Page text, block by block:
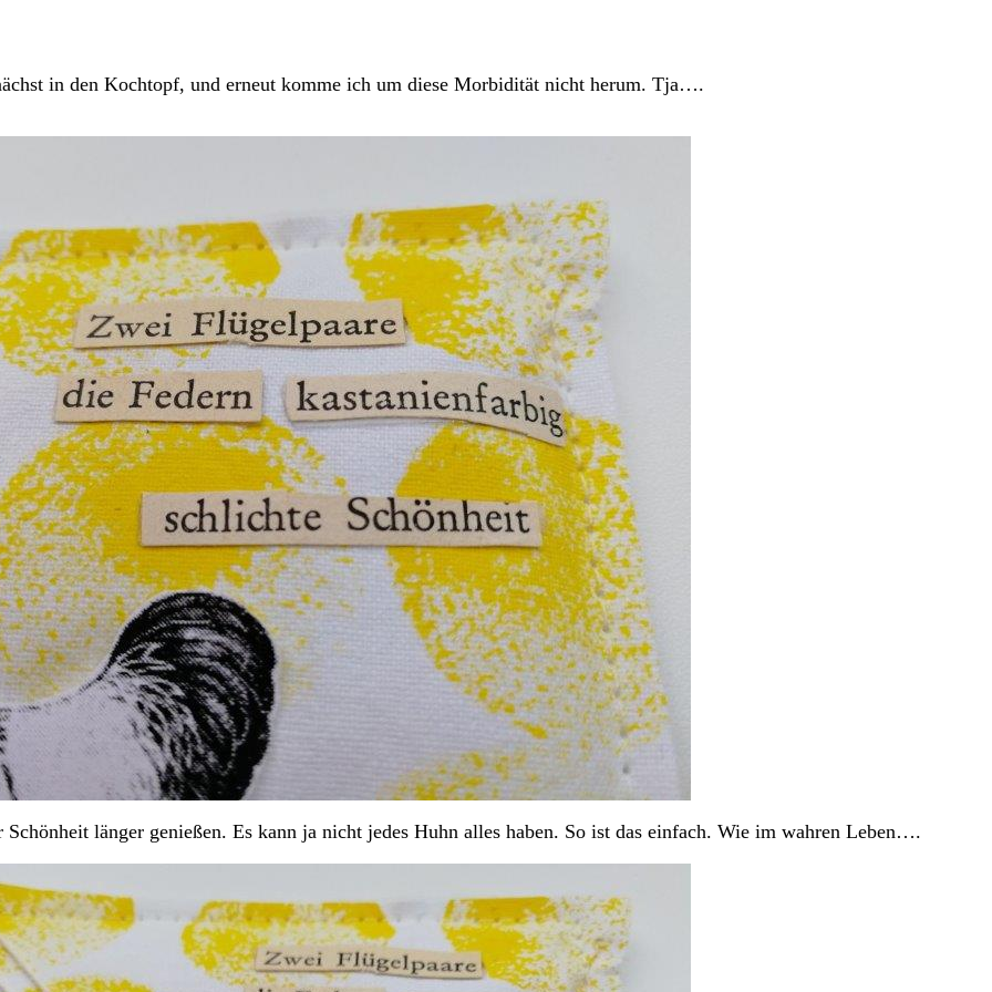
in den Kochtopf, und erneut komme ich um diese Morbidität nicht herum. Tja….
länger genießen. Es kann ja nicht jedes Huhn alles haben. So ist das einfach. Wie im wahren Leben….